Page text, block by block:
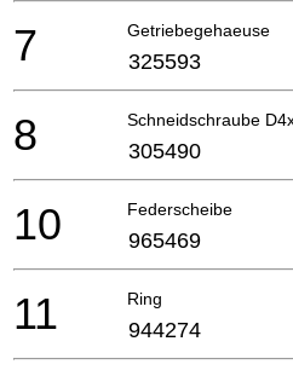
Getriebegehaeuse
7 325593
Schneidschraube
8 305490
Federscheibe
10 965469
Ring
11 944274